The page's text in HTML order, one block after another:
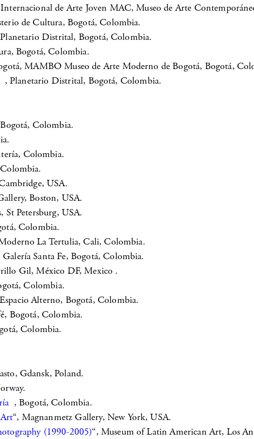
de Arte Joven MAC, Museo de Arte
de Cultura, Bogotá, Colombia.
Distrital, Bogotá, Colombia.
Bogotá, Colombia.
MAMBO Museo de Arte Moderno de Bogotá, Bogotá,
Planetario Distrital, Bogotá, Colombia.
Colombia.
Colombia.
USA.
Boston, USA.
St Petersburg, USA.
Colombia.
La Tertulia, Cali, Colombia.
Santa Fe, Bogotá, Colombia.
Gil, México DF, Mexico .
Colombia.
Alterno, Bogotá, Colombia.
Bogotá, Colombia.
Colombia.
Gdansk, Poland.
, Bogotá, Colombia.
“, Magnanmetz Gallery, New York, USA.
(1990-2005)“, Museum of Latin American Art, Los